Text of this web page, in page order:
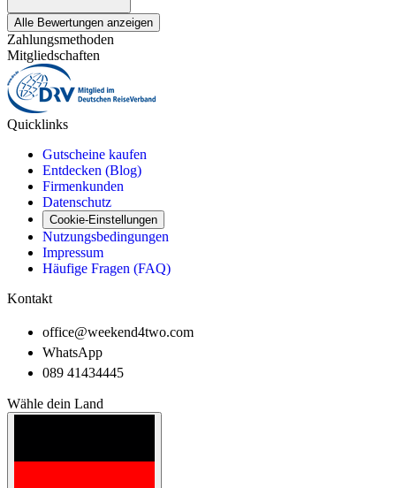
Alle Bewertungen anzeigen
Zahlungsmethoden
Mitgliedschaften
Quicklinks
Gutscheine kaufen
Entdecken (Blog)
Firmenkunden
Datenschutz
Cookie-Einstellungen
Nutzungsbedingungen
Impressum
Häufige Fragen (FAQ)
Kontakt
office@weekend4two.com
WhatsApp
089 41434445
Wähle dein Land